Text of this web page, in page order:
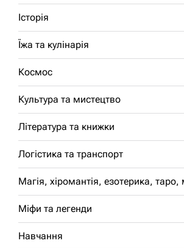
Історія
Їжа та кулінарія
Космос
Культура та мистецтво
Література та книжки
Логістика та транспорт
Магія, хіромантія, езотерика, таро,
Міфи та легенди
Навчання